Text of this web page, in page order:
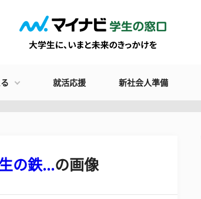
就活応援 新社会人準備
の鉄...の画像